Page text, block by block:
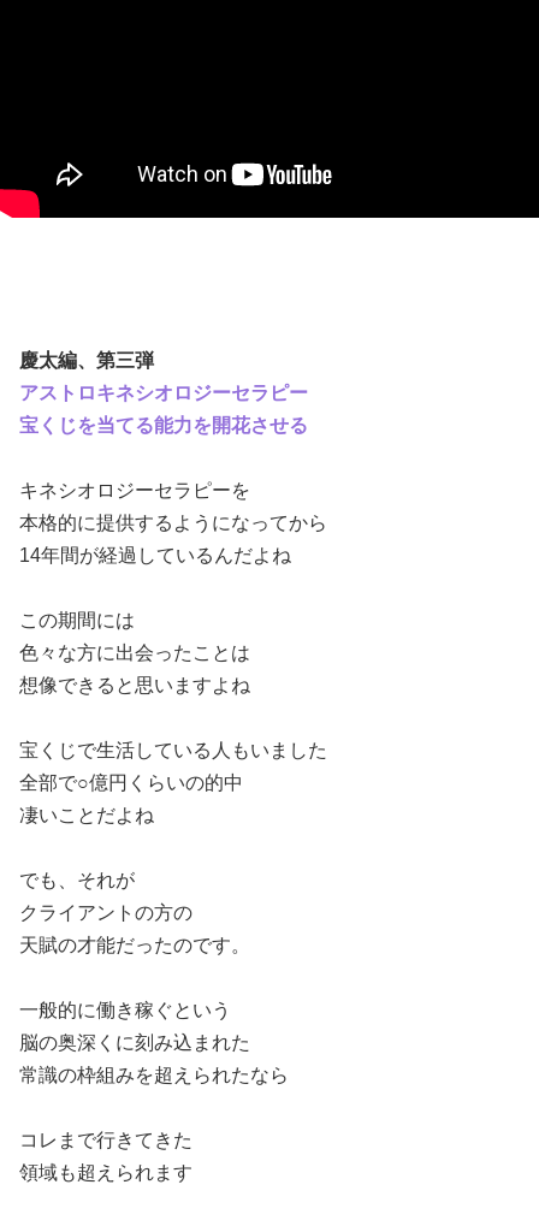
慶太編、第三弾
アストロキネシオロジーセラピー
宝くじを当てる能力を開花させる
キネシオロジーセラピーを
本格的に提供するようになってから
14年間が経過しているんだよね
この期間には
色々な方に出会ったことは
想像できると思いますよね
宝くじで生活している人もいました
全部で○億円くらいの的中
凄いことだよね
でも、それが
クライアントの方の
天賦の才能だったのです。
一般的に働き稼ぐという
脳の奥深くに刻み込まれた
常識の枠組みを超えられたなら
コレまで行きてきた
領域も超えられます